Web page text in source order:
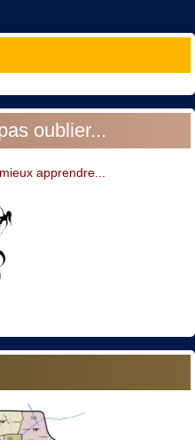
oublier...
apprendre...